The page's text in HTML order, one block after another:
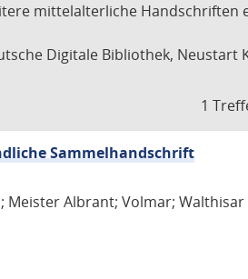
mittelalterliche Handschriften
Digitale Bibliothek, Neustart
1
Sammelhandschrift
Meister Albrant; Volmar;